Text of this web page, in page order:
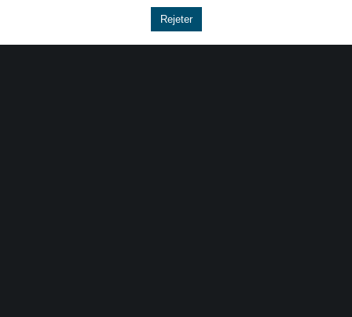
Rejeter